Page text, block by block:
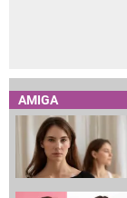
AMIGA